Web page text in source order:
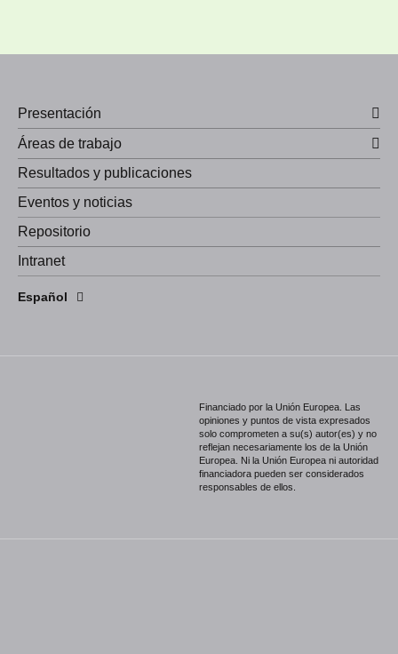
Presentación
Áreas de trabajo
Resultados y publicaciones
Eventos y noticias
Repositorio
Intranet
Español
English
Português
Financiado por la Unión Europea. Las
opiniones y puntos de vista expresados
solo comprometen a su(s) autor(es) y no
reflejan necesariamente los de la Unión
Europea. Ni la Unión Europea ni autoridad
financiadora pueden ser considerados
responsables de ellos.